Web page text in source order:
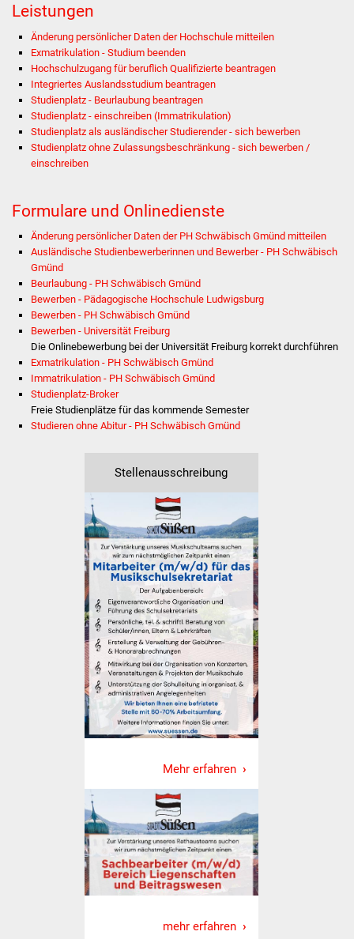
Lebenslagen
Formulare
Bürgerinfos
Schulen
Kindergärten
Kolping-Musikschule
Soziale Einrichtungen
Jugendhaus
Kinder- und
Familienzentrum
Stadtwerke
Suenergie
NETZMonitor
Gesundheit und Notfall
Pflege von Angehörigen
Hitzewarnung / UV-
Index
ÖPNV
Bürgerbus (MOBS)
Leistungen
Änderung persönlicher Daten der Hochschule mitteilen
Exmatrikulation - Studium beenden
Hochschulzugang für beruflich Qualifizierte beantragen
Integriertes Auslandsstudium beantragen
Studienplatz - Beurlaubung beantragen
Studienplatz - einschreiben (Immatrikulation)
Studienplatz als ausländischer Studierender - sich bewerben
Studienplatz ohne Zulassungsbeschränkung - sich bewerben /
einschreiben
Formulare und Onlinedienste
Änderung persönlicher Daten der PH Schwäbisch Gmünd mitteilen
Ausländische Studienbewerberinnen und Bewerber - PH Schwäbisch
Gmünd
Beurlaubung - PH Schwäbisch Gmünd
Bewerben - Pädagogische Hochschule Ludwigsburg
Bewerben - PH Schwäbisch Gmünd
Bewerben - Universität Freiburg
Die Onlinebewerbung bei der Universität Freiburg korrekt durchführen
Exmatrikulation - PH Schwäbisch Gmünd
Immatrikulation - PH Schwäbisch Gmünd
Studienplatz-Broker
Freie Studienplätze für das kommende Semester
Studieren ohne Abitur - PH Schwäbisch Gmünd
Stellenausschreibung
Mehr erfahren
mehr erfahren